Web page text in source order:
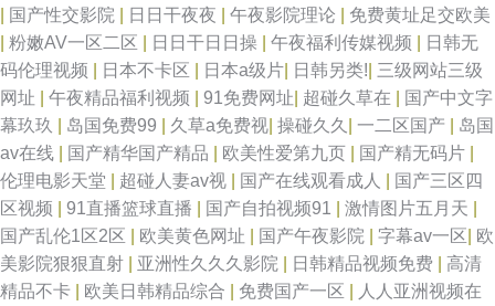
国产性交影院 日日干夜夜 午夜影院理论
免费黄址足交欧美
粉嫩AV一区二区 日日干日日操 午夜福利传媒视频
日韩无
码伦理视频
日本不卡区 日本a级片 日韩另类! 三级网站三级
网址
午夜精品福利视频 91免费网址 超碰久草在
国产中文字
幕玖玖
岛国免费99 久草a免费视 操碰久久 一二区国产
岛国
av在线
国产精华国产精品 欧美性爱第九页 国产精无码片
伦理电影天堂
超碰人妻av视 国产在线观看成人
国产三区四
区视频
91直播篮球直播 国产自拍视频91 激情图片五月天
国产乱伦1区2区
欧美黄色网址 国产午夜影院 字幕av一区 欧
美影院狠狠直射
亚洲性久久久影院 日韩精品视频免费
高清
精品不卡
欧美日韩精品综合 免费国产一区
人人亚洲视频在